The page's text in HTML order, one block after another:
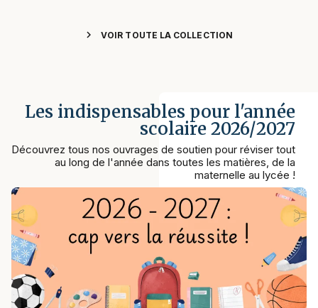
chevron_right VOIR TOUTE LA COLLECTION
Les indispensables pour l'année
scolaire 2026/2027
Découvrez tous nos ouvrages de soutien pour réviser tout
au long de l'année dans toutes les matières, de la
maternelle au lycée !